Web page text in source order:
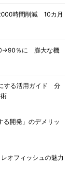
時間削減 10カ月
％に 膨大な機
する活用ガイド 分
る開発」のデメリッ
オフィッシュの魅力